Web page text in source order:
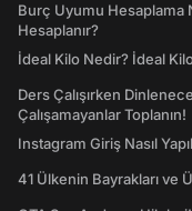
Burç Uyumu Hesaplama
Hesaplanır?
İdeal Kilo Nedir? İdeal Kilo
Ders Çalışırken
Çalışamayanlar Toplanın!
Instagram Giriş Nasıl
41 Ülkenin Bayrakları ve